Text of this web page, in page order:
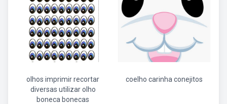
olhos imprimir recortar
diversas utilizar olho
boneca bonecas
coelho carinha conejitos